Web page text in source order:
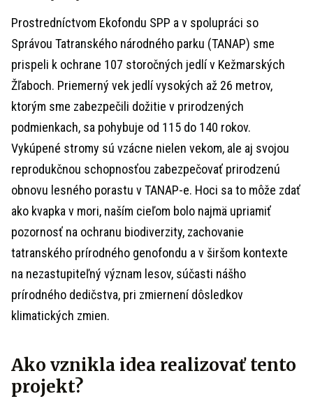
Prostredníctvom Ekofondu SPP a v spolupráci so
Správou Tatranského národného parku (TANAP) sme
prispeli k ochrane 107 storočných jedlí v Kežmarských
Žľaboch. Priemerný vek jedlí vysokých až 26 metrov,
ktorým sme zabezpečili dožitie v prirodzených
podmienkach, sa pohybuje od 115 do 140 rokov.
Vykúpené stromy sú vzácne nielen vekom, ale aj svojou
reprodukčnou schopnosťou zabezpečovať prirodzenú
obnovu lesného porastu v TANAP-e. Hoci sa to môže zdať
ako kvapka v mori, naším cieľom bolo najmä upriamiť
pozornosť na ochranu biodiverzity, zachovanie
tatranského prírodného genofondu a v širšom kontexte
na nezastupiteľný význam lesov, súčasti nášho
prírodného dedičstva, pri zmiernení dôsledkov
klimatických zmien.
Ako vznikla idea realizovať tento
projekt?